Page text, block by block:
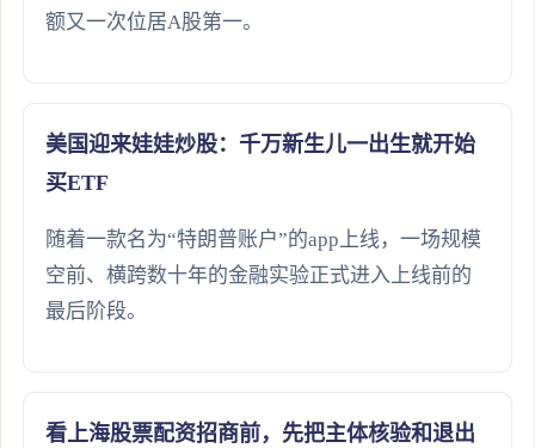
额又一次位居A股第一。
美国迎来娃娃炒股：千万新生儿一出生就开始
买ETF
随着一款名为“特朗普账户”的app上线，一场规模
空前、横跨数十年的金融实验正式进入上线前的
最后阶段。
看上海股票配资招商前，先把主体核验和退出